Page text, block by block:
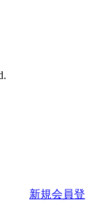
新規会員登